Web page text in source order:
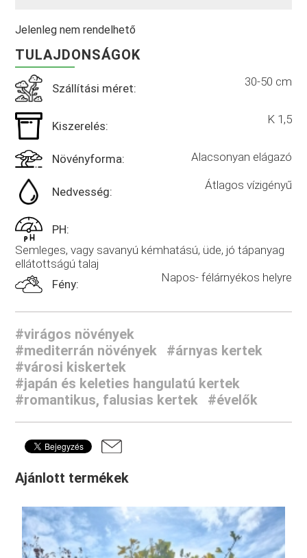
Jelenleg nem rendelhető
TULAJDONSÁGOK
Szállítási méret: 30-50 cm
Kiszerelés: K 1,5
Növényforma: Alacsonyan elágazó
Nedvesség: Átlagos vízigényű
PH:
Semleges, vagy savanyú kémhatású, üde, jó tápanyag
ellátottságú talaj
Fény:
Napos- félárnyékos helyre
#virágos növények
#mediterrán növények
#árnyas kertek
#városi kiskertek
#japán és keleties hangulatú kertek
#romantikus, falusias kertek
#évelők
Ajánlott termékek